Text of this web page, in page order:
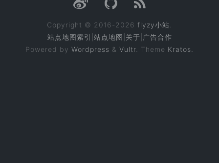
Copyright © 2016-2026 flyzy小站
站点地图索引 站点地图 关于 广告合作
Powered by Wordpress & Vultr . Theme Kratos.